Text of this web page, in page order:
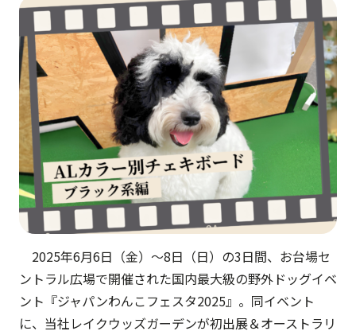
2025年6月6日（金）〜8日（日）の3日間、お台場セ
ントラル広場で開催された国内最大級の野外ドッグイベ
ント『ジャパンわんこフェスタ2025』。同イベント
に、当社レイクウッズガーデンが初出展＆オーストラリ